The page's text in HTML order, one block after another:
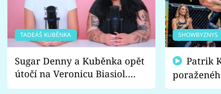
TADEÁŠ KUBĚNKA
Sugar Denny a Kuběnka opět
útočí na Veronicu Biasiol.
Proč je podle nich falešná a
SHOWBYZNYS
fanoušci